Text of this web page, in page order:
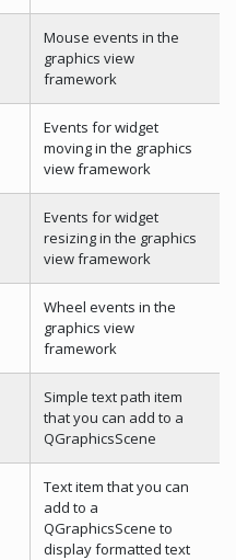
Mouse events in the
graphics view
framework
Events for widget
moving in the graphics
view framework
Events for widget
resizing in the graphics
view framework
Wheel events in the
graphics view
framework
Simple text path item
that you can add to a
QGraphicsScene
Text item that you can
add to a
QGraphicsScene to
display formatted text